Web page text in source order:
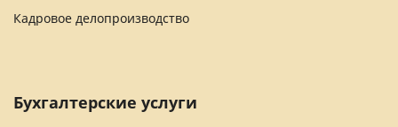
Кадровое делопроизводство
Бухгалтерские услуги